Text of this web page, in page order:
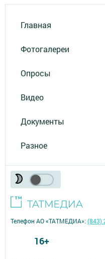
Главная
Фотогалереи
Опросы
Видео
Документы
Разное
Телефон АО «ТАТМЕДИА»:(843)
16+